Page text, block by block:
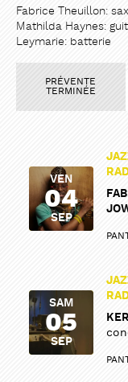
Fabrice Theuillon:
Mathilda Haynes:
Leymarie: batterie
PRÉVENTE
TERMINÉE
VEN
04
SEP
SAM
05
SEP
PARTAGER
PARTAGER